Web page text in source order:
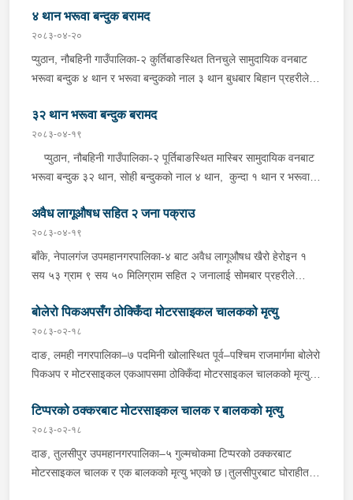
नगरपालिका-६ बस्ने २४ वर्षीय किरण नेपाली र ३६ वर्षीय सतिराम थारू रहेका
छन् । इलाका प्रहरी कार्यालय मोतिपुरबाट खटिएको प्रहरीले दमौलीबाट
बासगढीतर्फ आउँदै गरेको भे.५ प २०३९ नम्बरको मोटरसाइकलमा सवार
उनीहरूलाई उक्त पदार्थ सहित पक्राउ गरेको हो ।यस सम्बन्धमा प्रहरीले
४ थान भरूवा बन्दुक बरामद
२०८३-०४-२०
प्युठान, नौबहिनी गाउँपालिका-२ कुर्तिबाङस्थित तिनचुले सामुदायिक वनबाट
भरूवा बन्दुक ४ थान र भरूवा बन्दुकको नाल ३ थान बुधबार बिहान प्रहरीले
उक्त बन्दुक फेला पारी बरामद गरेको हो । यस सम्बन्धमा प्रहरीले आवश्यक
अनुसन्धान गरिरहेको छ ।
३२ थान भरूवा बन्दुक बरामद
२०८३-०४-१९
प्युठान, नौबहिनी गाउँपालिका-२ पूर्तिबाङस्थित मास्बिर सामुदायिक वनबाट
भरूवा बन्दुक ३२ थान, सोही बन्दुकको नाल ४ थान, कुन्दा १ थान र भरूवा
प्रहरी कार्यालय लुङबाहानेबाट खटिएको प्रहरीले उक्त हातहतियार फेला पारी
बरामद गरेको हो । यस सम्बन्धमा प्रहरीले आवश्यक अनुसन्धान गरिरहेको
छ ।
अवैध लागूऔषध सहित २ जना पक्राउ
२०८३-०४-१९
बाँके, नेपालगंज उपमहानगरपालिका-४ बाट अवैध लागूऔषध खैरो हेरोइन १
सय ५३ ग्राम ९ सय ५० मिलिग्राम सहित २ जनालाई सोमबार प्रहरीले
वर्षीय सुशिल भण्डारी र सोही उपमहानगरपालिका-१० बस्ने ५५ वर्षीय अरूण
कुमार जयसवाल रहेका छन् । लागूऔषध नियन्त्रण ब्यूरो शाखा कार्यालय
नेपालगंजबाट खटिएको प्रहरीले उनीहरूलाई उक्त लागूऔषध सहित पक्राउ
गरेको हो । थप अनुसन्धानको क्रममा प्रहरीले अरूण कुमारको घर तलासी
२ लाख १४ हजार भारतीय रूपैयाँ र डिजिटल तराजु १ थान समेत फेला पारी
बरामद गरेको छ ।यस सम्बन्धमा प्रहरीले आवश्यक अनुसन्धान गरिरहेको छ ।
बोलेरो पिकअपसँग ठोक्किँदा मोटरसाइकल चालकको मृत्यु
२०८३-०२-१८
दाङ, लमही नगरपालिका–७ पदमिनी खोलास्थित पूर्व–पश्चिम राजमार्गमा बोलेरो
पिकअप र मोटरसाइकल एकआपसमा ठोक्किँदा मोटरसाइकल चालकको मृत्यु
मोटरसाइकल र विपरीत दिशाबाट अमिलियाबाट लमहीतर्फ आउँदै गरेको लु.२
च.९६१७ नम्बरको बोलेरो पिकअप एकआपसमा ठोक्किँदा मोटरसाइकल चालक
बर्दियाको गेरुवा गाउँपालिका–४ मैनापोखर निवासी ३३ वर्षीय खिम तिमिल्सिना
गम्भीर घाइते भएका थिए।घाइते तिमिल्सिनालाई उपचारका लागि लमही
टिप्परको ठक्करबाट मोटरसाइकल चालक र बालकको मृत्यु
२०८३-०२-१८
दाङ, तुलसीपुर उपमहानगरपालिका–५ गुल्मचोकमा टिप्परको ठक्करबाट
मोटरसाइकल चालक र एक बालकको मृत्यु भएको छ।तुलसीपुरबाट घोराहीतर्फ